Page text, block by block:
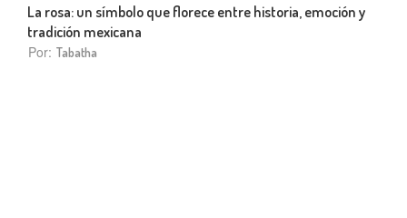
La rosa: un símbolo que florece entre historia, emoción y
tradición mexicana
Por: Tabatha